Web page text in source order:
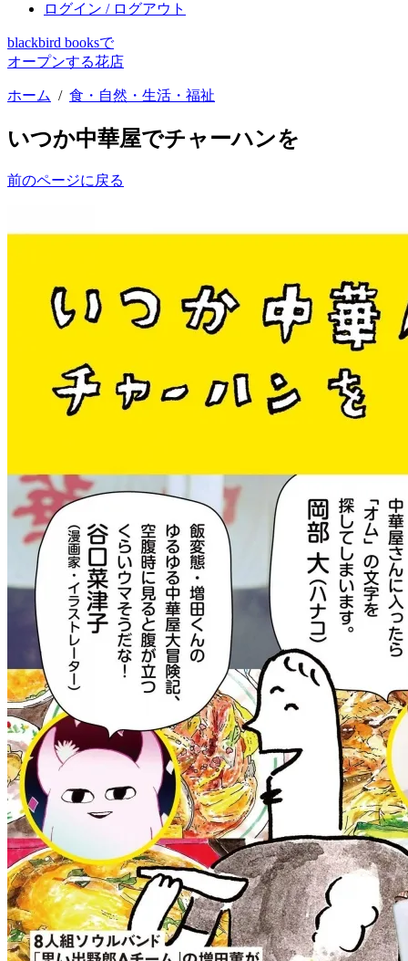
ログイン / ログアウト
blackbird booksで
オープンする花店
ホーム / 食・自然・生活・福祉
いつか中華屋でチャーハンを
前のページに戻る